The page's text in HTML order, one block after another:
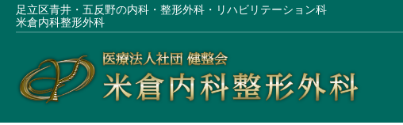
足立区青井・五反野の内科・整形外科・リハビリテーション科
米倉内科整形外科